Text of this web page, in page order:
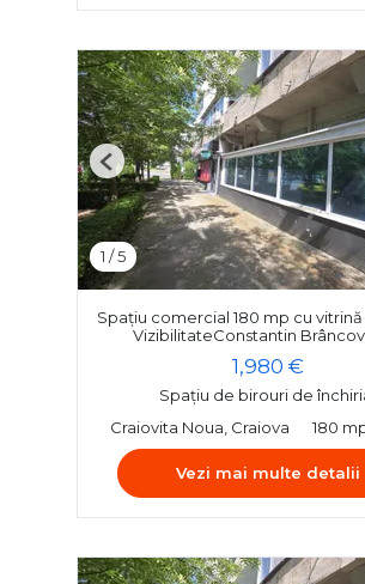
1 /5
Previous
Spațiu comercial 180 mp cu vitrină
VizibilitateConstantin
1,980 €
Spațiu de birouri de
Craiovita Noua, Craiova
180
Vezi mai multe detalii